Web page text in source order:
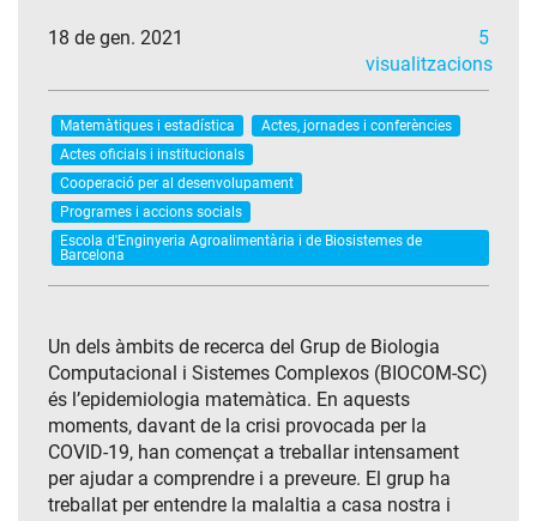
18 de gen. 2021
5
visualitzacions
Matemàtiques i estadística
Actes, jornades i conferències
Actes oficials i institucionals
Cooperació per al desenvolupament
Programes i accions socials
Escola d'Enginyeria Agroalimentària i de Biosistemes de
Barcelona
Un dels àmbits de recerca del Grup de Biologia
Computacional i Sistemes Complexos (BIOCOM-SC)
és l’epidemiologia matemàtica. En aquests
moments, davant de la crisi provocada per la
COVID-19, han començat a treballar intensament
per ajudar a comprendre i a preveure. El grup ha
treballat per entendre la malaltia a casa nostra i